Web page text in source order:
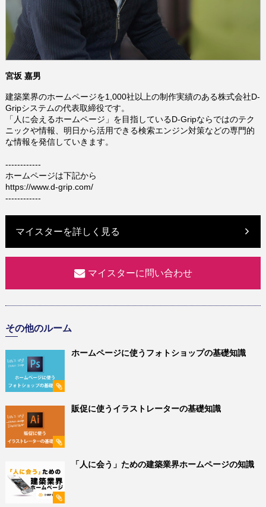
宮坂 嘉男
建築業界のホームページを1,000社以上の制作実績のある株式会社D-
Gripシステムの代表取締役です。
「人に会えるホームページ」を目指しているD-Gripならではのテク
ニックや情報、明日から活用できる検索エンジン対策などの専門的
な情報を発信していきます。
------------
ホームページは下記から
https://www.d-grip.com/
------------
マイスターを詳しく見る
マイスターに問い合わせ
その他のルーム
ホームページに使うフォトショップの基礎知識
販促に使うイラストレーターの基礎知識
「人に会う」ための建築業界ホームページの知識